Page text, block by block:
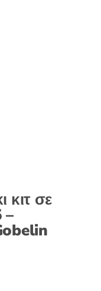
κιτ σε
–